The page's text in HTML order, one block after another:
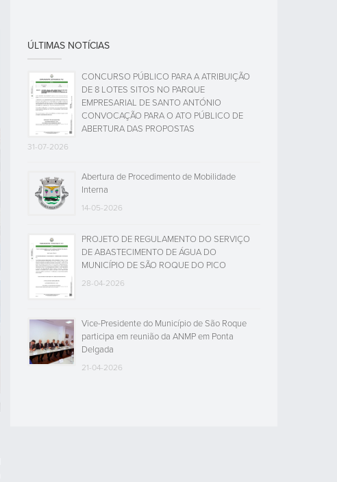
ÚLTIMAS NOTÍCIAS
CONCURSO PÚBLICO PARA A ATRIBUIÇÃO
DE 8 LOTES SITOS NO PARQUE
EMPRESARIAL DE SANTO ANTÓNIO
CONVOCAÇÃO PARA O ATO PÚBLICO DE
ABERTURA DAS PROPOSTAS
31-07-2026
Abertura de Procedimento de Mobilidade
Interna
14-05-2026
PROJETO DE REGULAMENTO DO SERVIÇO
DE ABASTECIMENTO DE ÁGUA DO
MUNICÍPIO DE SÃO ROQUE DO PICO
28-04-2026
Vice-Presidente do Município de São Roque
participa em reunião da ANMP em Ponta
Delgada
21-04-2026